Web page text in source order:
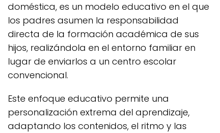
doméstica, es un modelo educativo en el que
los padres asumen la responsabilidad
directa de la formación académica de sus
hijos, realizándola en el entorno familiar en
lugar de enviarlos a un centro escolar
convencional.
Este enfoque educativo permite una
personalización extrema del aprendizaje,
adaptando los contenidos, el ritmo y las